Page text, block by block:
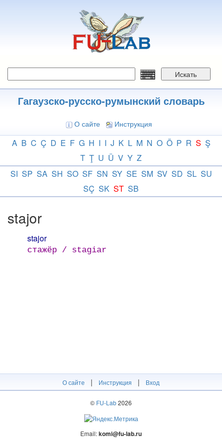
Искать
Гагаузско-русско-румынский словарь
О сайте Инструкция
A B C Ç D E F G H I I J K L M N O Ö P R S Ş
T Ţ U Ü V Y Z
SI SP SA SH SO SF SN SY SE SM SV SD SL SU
SÇ SK ST SB
stajor
stajor
стажёр / stagiar
О сайте | Инструкция | Вход
© FU-Lab2026
Email:komi@fu-lab.ru